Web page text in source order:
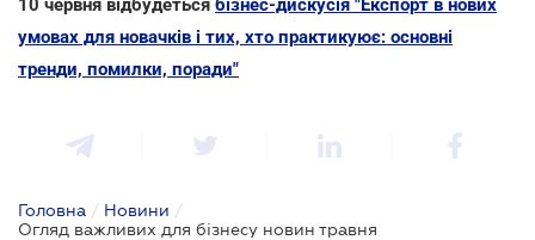
10 червня відбудеться бізнес-дискусія "Експорт в нових
умовах для новачків і тих, хто практикуює: основні
тренди, помилки, поради"
Головна / Новини /
Огляд важливих для бізнесу новин травня